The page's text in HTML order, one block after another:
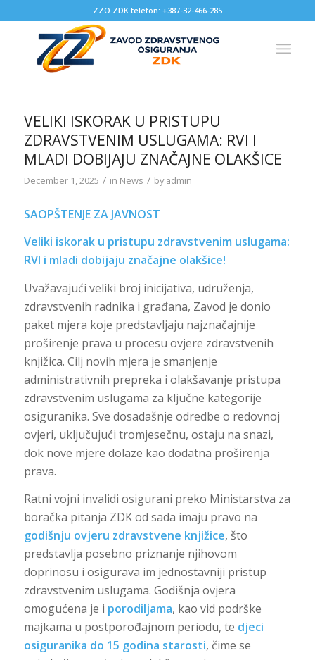
ZZO ZDK telefon: +387-32-466-285
VELIKI ISKORAK U PRISTUPU
ZDRAVSTVENIM USLUGAMA: RVI I
MLADI DOBIJAJU ZNAČAJNE OLAKŠICE
December 1, 2025 / in News / byadmin
SAOPŠTENJE ZA JAVNOST
Veliki iskorak u pristupu zdravstvenim uslugama:
RVI i mladi dobijaju značajne olakšice!
Uvažavajući veliki broj inicijativa, udruženja,
zdravstvenih radnika i građana, Zavod je donio
paket mjera koje predstavljaju najznačajnije
proširenje prava u procesu ovjere zdravstvenih
knjižica. Cilj novih mjera je smanjenje
administrativnih prepreka i olakšavanje pristupa
zdravstvenim uslugama za ključne kategorije
osiguranika. Sve dosadašnje odredbe o redovnoj
ovjeri, uključujući tromjesečnu, ostaju na snazi,
dok nove mjere dolaze kao dodatna proširenja
prava.
Ratni vojni invalidi osigurani preko Ministarstva za
boračka pitanja ZDK od sada imaju pravo na
godišnju ovjeru zdravstvene knjižice, što
predstavlja posebno priznanje njihovom
doprinosu i osigurava im jednostavniji pristup
zdravstvenim uslugama. Godišnja ovjera
omogućena je i porodiljama, kao vid podrške
majkama u postporođajnom periodu, te djeci
osiguranika do 15 godina starosti, čime se